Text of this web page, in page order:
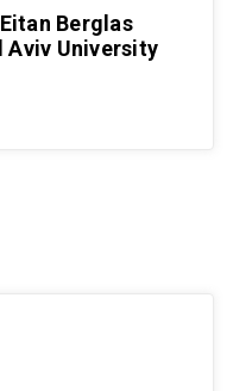
Berglas
Aviv University